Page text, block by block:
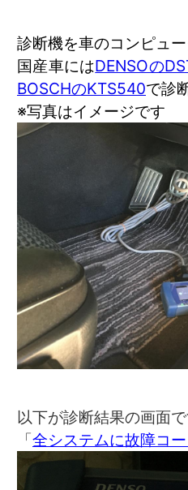
診断機を車のコンピュー
国産車にはDENSOの
BOSCHのKTS540で診
※写真はイメージです
以下が診断結果の画面で
「全システムに故障コ